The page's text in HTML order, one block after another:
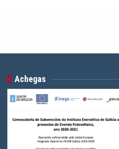
Achegas